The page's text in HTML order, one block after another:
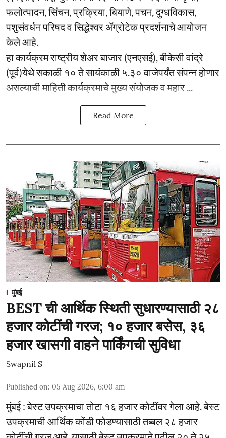
फलोत्पादन, सिंचन, प्रक्रिया, बियाणे, पचन, दुग्धविकास,
पशुसंवर्धन परिषद व सिद्धेश्वर ॲग्रोटेक प्रदर्शनाचे आयोजन
केले आहे.
हा कार्यक्रम राष्ट्रीय शेअर बाजार (एनएसई), बीकेसी वांद्रे
(पूर्व)येथे सकाळी १० ते सायंकाळी ५.३० वाजेपर्यंत संपन्न होणार
असल्याची माहिती कार्यक्रमाचे मुख्य संयोजक व महार ...
Read More
मुंबई
BEST ची आर्थिक स्थिती सुधारण्यासाठी २८
हजार कोटींची गरज; १० हजार बसेस, ३६
हजार खासगी वाहने पार्किंगची सुविधा
Swapnil S
Published on: 05 Aug 2026, 6:00 am
मुंबई : बेस्ट उपक्रमाचा तोटा १६ हजार कोटींवर गेला आहे. बेस्ट
उपक्रमाची आर्थिक कोंडी फोडण्यासाठी तब्बल २८ हजार